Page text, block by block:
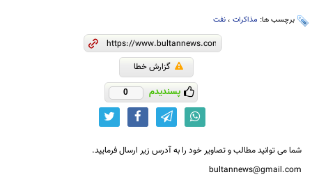
برچسب ها: مذاکرات ، نفت
گزارش خطا
پسندیدم 0
شما می توانید مطالب و تصاویر خود را به آدرس زیر ارسال فرمایید.
bultannews@gmail.com